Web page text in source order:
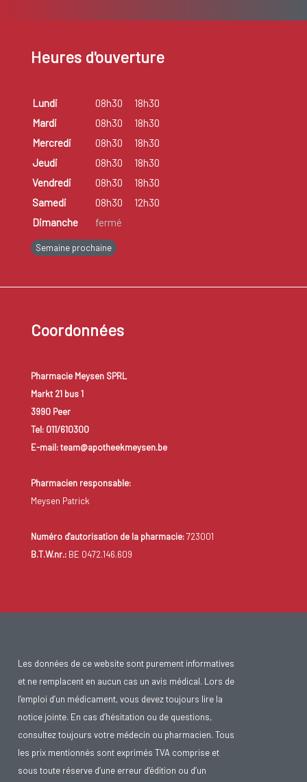
Heures d'ouverture
Lundi 08h30
18h30
Mardi
08h30
18h30
Mercredi
08h30
18h30
Jeudi
08h30
18h30
Vendredi
08h30
18h30
Samedi
08h30
12h30
Dimanche
fermé
Semaine prochaine
Coordonnées
Pharmacie Meysen SPRL
Markt 21 bus 1
3990 Peer
Tel: 011/610300
E-mail: team@apotheekmeysen.be
Pharmacien responsable:
Meysen Patrick
Numéro d'autorisation de la pharmacie:723001
B.T.W.nr.:BE 0472.146.609
Les données de ce website sont purement informatives
et ne remplacent en aucun cas un avis médical. Lors de
l’emploi d’un médicament, vous devez toujours lire la
notice jointe. En cas d’hésitation ou de questions,
consultez toujours votre médecin ou pharmacien. Tous
les prix mentionnés sont exprimés TVA comprise et
sous toute réserve d’une erreur d’édition ou d’un